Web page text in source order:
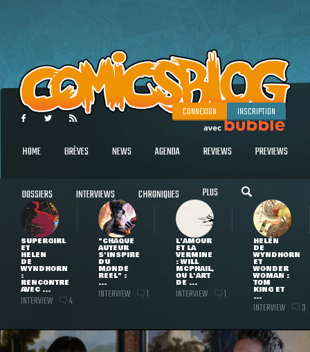
CONNEXION INSCRIPTION
HOME BRÈVES NEWS AGENDA REVIEWS PREVIEWS
DOSSIERS INTERVIEWS CHRONIQUES PLUS
SUPERGIRL
ET
HELEN
DE
WYNDHORN
:
RENCONTRE
AVEC ...
INTERVIEW 4
"CHAQUE
AUTEUR
S'INSPIRE
DU
MONDE
RÉEL" :
...
INTERVIEW 1
L'AMOUR
ET LA
VERMINE
: WILL
MCPHAIL,
OU L'ART
DE ...
INTERVIEW 1
HELEN
DE
WYNDHORN
ET
WONDER
WOMAN :
TOM
KING ET
...
INTERVIEW 3